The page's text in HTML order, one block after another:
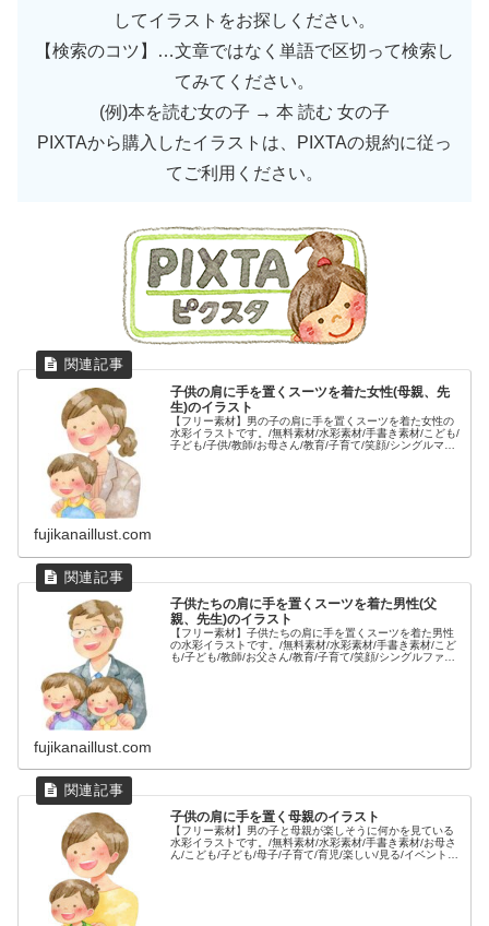
してイラストをお探しください。
【検索のコツ】…文章ではなく単語で区切って検索し
てみてください。
(例)本を読む女の子 → 本 読む 女の子
PIXTAから購入したイラストは、PIXTAの規約に従っ
てご利用ください。
子供の肩に手を置くスーツを着た女性(母親、先
生)のイラスト
【フリー素材】男の子の肩に手を置くスーツを着た女性の
水彩イラストです。/無料素材/水彩素材/手書き素材/こども/
子ども/子供/教師/お母さん/教育/子育て/笑顔/シングルマザ
fujikanaillust.com
子供たちの肩に手を置くスーツを着た男性(父
親、先生)のイラスト
【フリー素材】子供たちの肩に手を置くスーツを着た男性
の水彩イラストです。/無料素材/水彩素材/手書き素材/こど
も/子ども/教師/お父さん/教育/子育て/笑顔/シングルファザ
fujikanaillust.com
子供の肩に手を置く母親のイラスト
【フリー素材】男の子と母親が楽しそうに何かを見ている
水彩イラストです。/無料素材/水彩素材/手書き素材/お母さ
ん/こども/子ども/母子/子育て/育児/楽しい/見る/イベント/